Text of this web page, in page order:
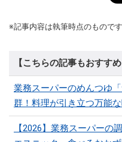
※記事内容は執筆時点のもので
【こちらの記事もおすすめ
業務スーパーのめんつゆ
群！料理が引き立つ万能
【2026】業務スーパーの